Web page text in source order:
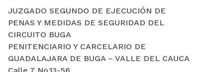
JUZGADO SEGUNDO DE EJECUCIÓN DE
PENAS Y MEDIDAS DE SEGURIDAD DEL
CIRCUITO BUGA
PENITENCIARIO Y CARCELARIO DE
GUADALAJARA DE BUGA – VALLE DEL CAUCA